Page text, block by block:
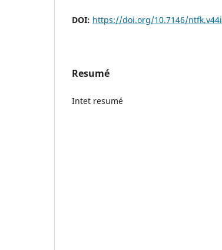
DOI: https://doi.org/10.7146/
Resumé
Intet resumé